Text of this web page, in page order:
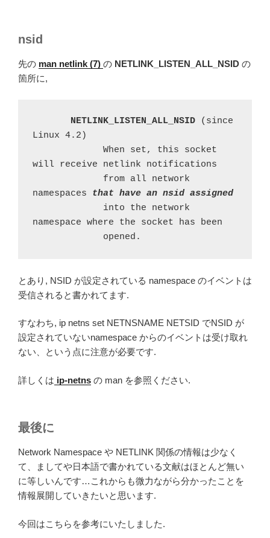
nsid
先の man netlink (7) の NETLINK_LISTEN_ALL_NSID の
箇所に,
NETLINK_LISTEN_ALL_NSID
(since
Linux 4.2)
will receive netlink notifications
namespaces
that have an nsid assigned
namespace where the socket has been
             opened.
とあり, NSID が設定されている namespace のイベントは
受信されると書かれてます.
すなわち, ip netns set NETNSNAME NETSID でNSID が
設定されていないnamespace からのイベントは受け取れ
ない、という点に注意が必要です.
詳しくは ip-netns の man を参照ください.
最後に
Network Namespace や NETLINK 関係の情報は少なく
て、ましてや日本語で書かれている文献はほとんど無い
に等しいんです…これからも微力ながら分かったことを
情報展開していきたいと思います.
今回はこちらを参考にいたしました.